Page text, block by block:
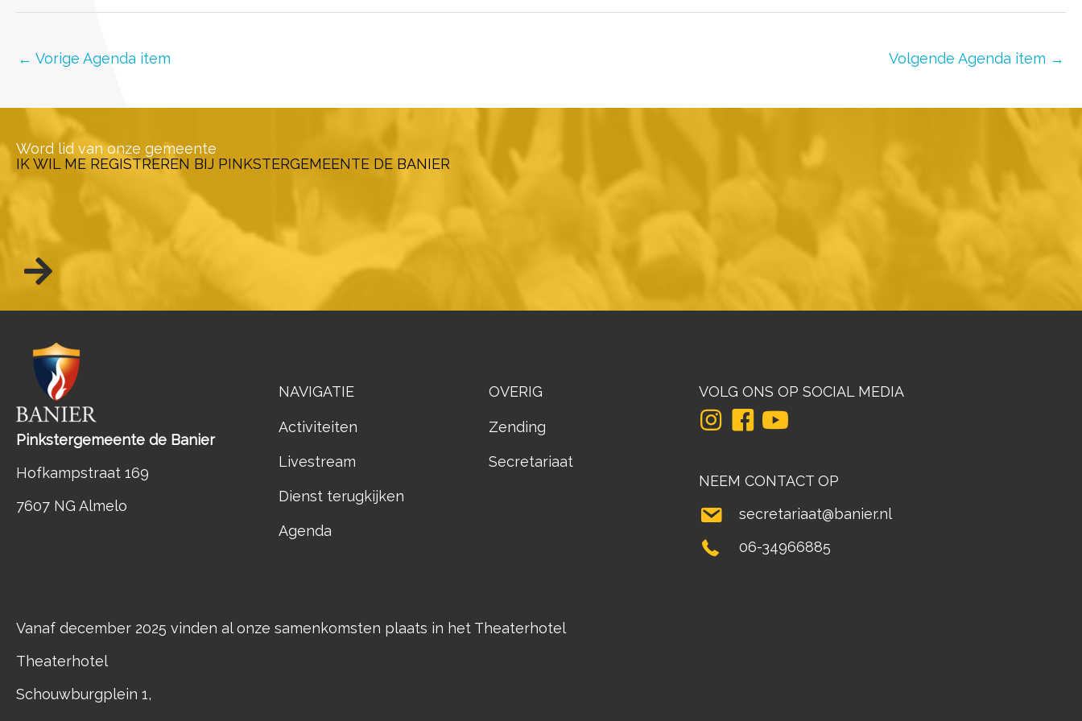
← Vorige Agenda item Volgende Agenda item →
Word lid van onze gemeente
IK WIL ME REGISTREREN BIJ PINKSTERGEMEENTE DE BANIER
Pinkstergemeente de Banier
Hofkampstraat 169
7607 NG Almelo
NAVIGATIE
Activiteiten
Livestream
Dienst terugkijken
Agenda
OVERIG
Zending
Secretariaat
VOLG ONS OP SOCIAL MEDIA
NEEM CONTACT OP
secretariaat@banier.nl
06-34966885
Vanaf december 2025 vinden al onze samenkomsten plaats in het Theaterhotel
Theaterhotel
Schouwburgplein 1,